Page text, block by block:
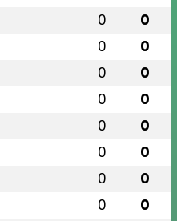
0 0
0 0
0 0
0 0
0 0
0 0
0 0
0 0